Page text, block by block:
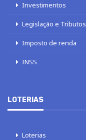
Investimentos
Legislação e Tributos
Imposto de renda
INSS
LOTERIAS
Loterias